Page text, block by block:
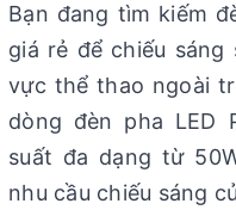
Bạn đang tìm kiếm
giá rẻ để chiếu sáng
vực thể thao ngoài
dòng đèn pha LED
suất đa dạng từ
nhu cầu chiếu sáng